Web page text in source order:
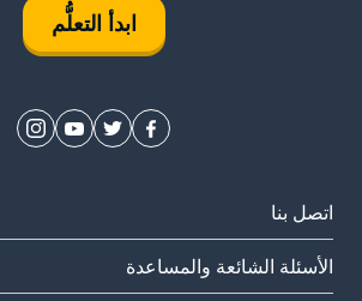
ابدأ التعلُّم
اتصل بنا
الأسئلة الشائعة والمساعدة